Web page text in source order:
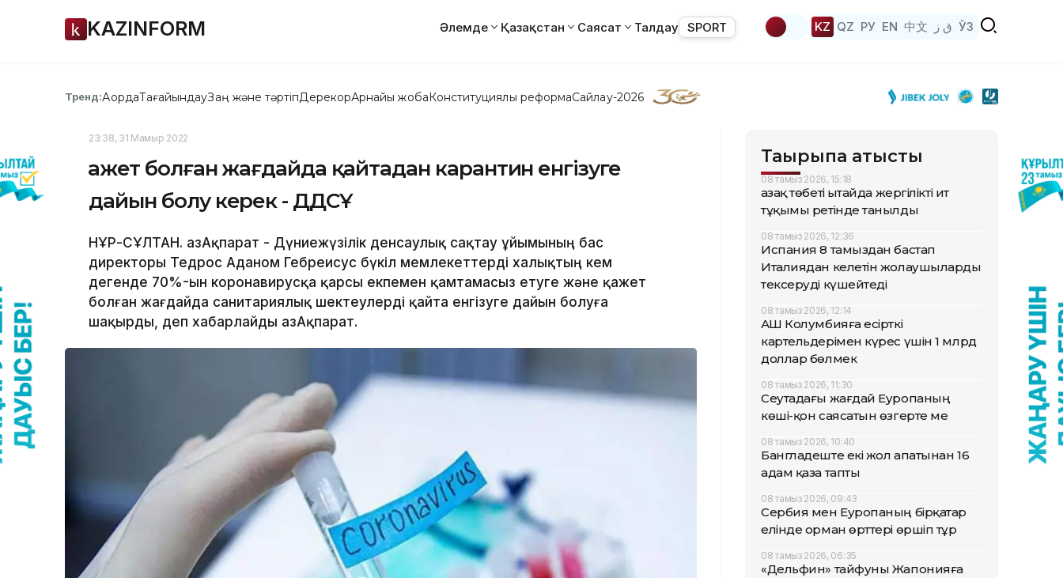
KAZINFORM Әлемде Қазақстан Саясат Талдау SPORT KZ QZ РУ EN 中文 ق ز ЎЗ
Тренд:АқордаТағайындауЗаң және тәртіпДерекқорАрнайы жобаКонституциялық реформаСайлау-2026
23:38, 31 Мамыр 2022
Қажет болған жағдайда қайтадан карантин енгізуге
дайын болу керек - ДДСҰ
НҰР-СҰЛТАН. ҚазАқпарат - Дүниежүзілік денсаулық сақтау ұйымының бас
директоры Тедрос Аданом Гебреисус бүкіл мемлекеттерді халықтың кем
дегенде 70%-ын коронавирусқа қарсы екпемен қамтамасыз етуге және қажет
болған жағдайда санитариялық шектеулерді қайта енгізуге дайын болуға
шақырды, деп хабарлайды ҚазАқпарат.
Тақырыпқа қатысты
08 тамыз 2026, 15:18
Қазақ төбеті Қытайда жергілікті ит
тұқымы ретінде танылды
08 тамыз 2026, 12:36
Испания 8 тамыздан бастап
Италиядан келетін жолаушыларды
тексеруді күшейтеді
08 тамыз 2026, 12:14
АҚШ Колумбияға есірткі
картельдерімен күрес үшін 1 млрд
доллар бөлмек
08 тамыз 2026, 11:30
Сеутадағы жағдай Еуропаның
көші-қон саясатын өзгерте ме
08 тамыз 2026, 10:40
Бангладеште екі жол апатынан 16
адам қаза тапты
08 тамыз 2026, 09:43
Сербия мен Еуропаның бірқатар
елінде орман өрттері өршіп тұр
08 тамыз 2026, 06:35
«Дельфин» тайфуны Жапонияға